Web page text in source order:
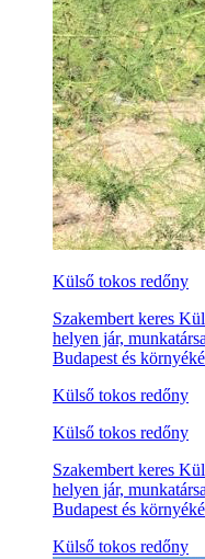
Külső tokos redőny
Szakembert keres
helyen jár,
Budapest és
Külső tokos redőny
Külső tokos redőny
Szakembert keres
helyen jár,
Budapest és
Külső tokos redőny